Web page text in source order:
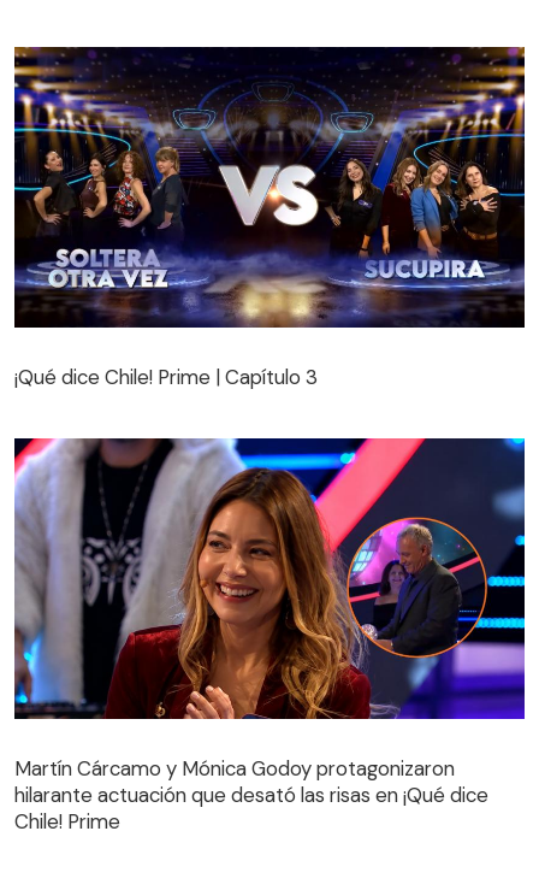
¡Qué dice Chile! Prime | Capítulo 3
hilarante actuación que desató las risas en ¡Qué dice
Chile! Prime
Martín Cárcamo y Mónica Godoy protagonizaron
hilarante actuación que desató las risas en ¡Qué dice
Chile! Prime